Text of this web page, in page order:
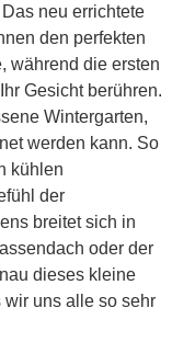
neu errichtete
den perfekten
während die ersten
Gesicht berühren.
Wintergarten,
werden kann. So
kühlen
der
breitet sich in
oder der
dieses kleine
wir uns alle so sehr